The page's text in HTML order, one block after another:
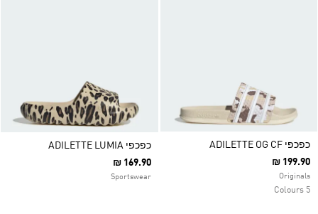
כפכפי ADILETTE OG CF
₪ 199.90
Originals
5 Colours
כפכפי ADILETTE LUMIA
₪ 169.90
Sportswear